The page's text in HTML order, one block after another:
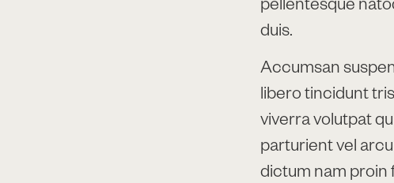
duis.
Accumsan
libero tincidunt
viverra volutpat
parturient vel
dictum nam proin